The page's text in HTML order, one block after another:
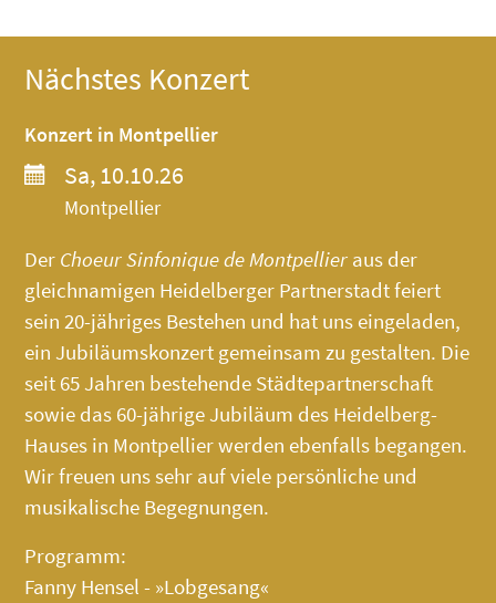
Nächstes Konzert
Konzert in Montpellier
Sa, 10.10.26
Montpellier
Der Choeur Sinfonique de Montpellier aus der
gleichnamigen Heidelberger Partnerstadt feiert
sein 20-jähriges Bestehen und hat uns eingeladen,
ein Jubiläumskonzert gemeinsam zu gestalten. Die
seit 65 Jahren bestehende Städtepartnerschaft
sowie das 60-jährige Jubiläum des Heidelberg-
Hauses in Montpellier werden ebenfalls begangen.
Wir freuen uns sehr auf viele persönliche und
musikalische Begegnungen.
Programm:
Fanny Hensel - »Lobgesang«